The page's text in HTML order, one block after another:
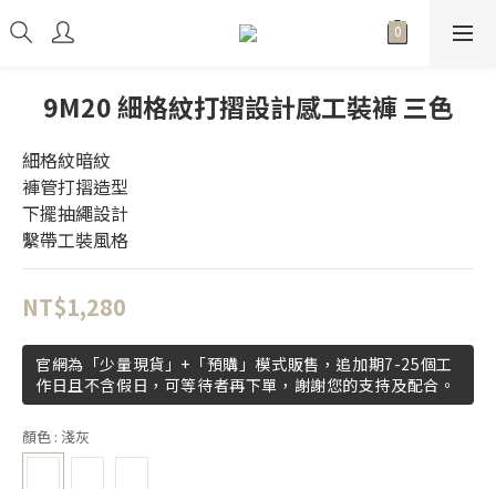
9M20 細格紋打摺設計感工裝褲 三色
細格紋暗紋
褲管打摺造型
下擺抽繩設計
繫帶工裝風格
NT$1,280
官網為「少量現貨」+「預購」模式販售，追加期7-25個工
作日且不含假日，可等待者再下單，謝謝您的支持及配合。
顏色 : 淺灰